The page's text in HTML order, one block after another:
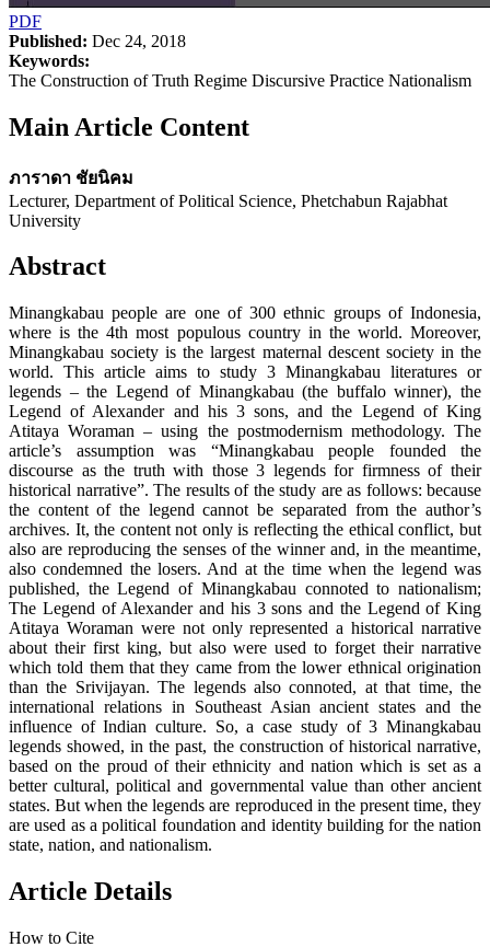
PDF
Published: Dec 24, 2018
Keywords:
The Construction of Truth Regime Discursive Practice Nationalism
Main Article Content
ภาราดา ชัยนิคม
Lecturer, Department of Political Science, Phetchabun Rajabhat
University
Abstract
Minangkabau people are one of 300 ethnic groups of Indonesia,
where is the 4th most populous country in the world. Moreover,
Minangkabau society is the largest maternal descent society in the
world. This article aims to study 3 Minangkabau literatures or
legends – the Legend of Minangkabau (the buffalo winner), the
Legend of Alexander and his 3 sons, and the Legend of King
Atitaya Woraman – using the postmodernism methodology. The
article’s assumption was “Minangkabau people founded the
discourse as the truth with those 3 legends for firmness of their
historical narrative”. The results of the study are as follows: because
the content of the legend cannot be separated from the author’s
archives. It, the content not only is reflecting the ethical conflict, but
also are reproducing the senses of the winner and, in the meantime,
also condemned the losers. And at the time when the legend was
published, the Legend of Minangkabau connoted to nationalism;
The Legend of Alexander and his 3 sons and the Legend of King
Atitaya Woraman were not only represented a historical narrative
about their first king, but also were used to forget their narrative
which told them that they came from the lower ethnical origination
than the Srivijayan. The legends also connoted, at that time, the
international relations in Southeast Asian ancient states and the
influence of Indian culture. So, a case study of 3 Minangkabau
legends showed, in the past, the construction of historical narrative,
based on the proud of their ethnicity and nation which is set as a
better cultural, political and governmental value than other ancient
states. But when the legends are reproduced in the present time, they
are used as a political foundation and identity building for the nation
state, nation, and nationalism.
Article Details
How to Cite